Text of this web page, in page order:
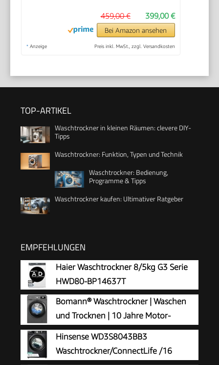
399,00 €
459,00 €
Bei Amazon ansehen
* Anzeige Preis inkl. MwSt., zzgl. Versandkosten
TOP-ARTIKEL
Waschtrockner in kleinen Räumen: clevere DIY-
Tipps
Waschtrockner: Funktion, Typen und Technik
Waschtrockner: Bedienung,
Programme & Tipps
Waschtrockner kaufen: Ultimativer Ratgeber
EMPFEHLUNGEN
Haier Waschtrockner 8/5kg G3 Serie
HWD80-BP14637T
Bomann® Waschtrockner | Waschen
und Trocknen | 10 Jahre Motor-
Garantie | 8 kg Waschen, 5 kg Trocknen
| Invertermotor | 1400 U/Min | Waschmaschine
mit Trockner integriert | WAT 7186 titan
Hinsense WD3S8043BB3
Waschtrockner/ConnectLife /16